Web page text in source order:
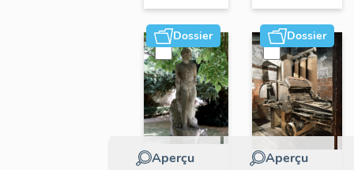
Dossier
Aperçu
Dossier
Aperçu